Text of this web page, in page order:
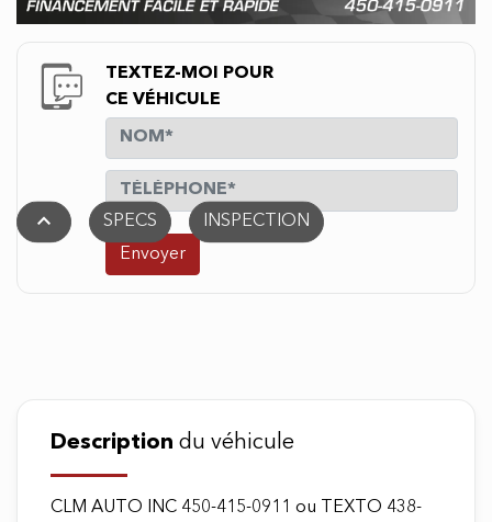
TEXTEZ-MOI POUR
CE VÉHICULE
Envoyer
stat_1 SPECS INSPECTION
Description du véhicule
CLM AUTO INC 450-415-0911 ou TEXTO 438-